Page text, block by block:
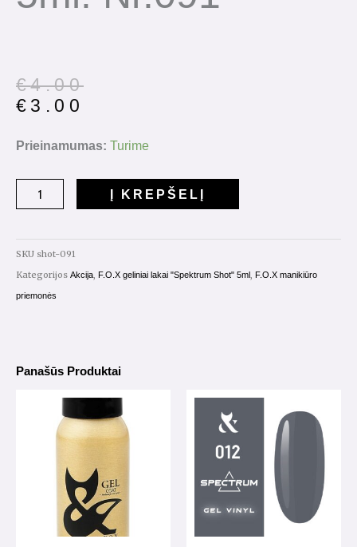
€4.00
Original
price
€4.00.
€ 3.00
Current
price
€3.00.
Prieinamumas: Turime
produkto
lakas
Shot
5ml.
Nr.091
Į KREPŠELĮ
SKU shot-091
Kategorijos Akcija, F.O.X geliniai lakai "Spektrum Shot" 5ml, F.O.X manikiūro
priemonės
Panašūs Produktai